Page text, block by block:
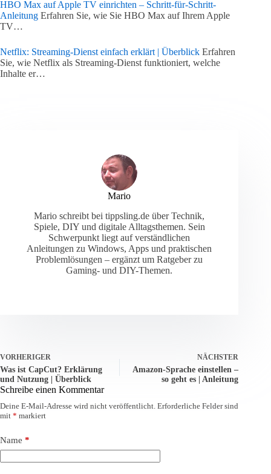
HBO Max auf Apple TV einrichten – Schritt-für-Schritt-
Anleitung Erfahren Sie, wie Sie HBO Max auf Ihrem Apple
TV…
Netflix: Streaming-Dienst einfach erklärt | Überblick Erfahren
Sie, wie Netflix als Streaming-Dienst funktioniert, welche
Inhalte er…
Mario
Mario schreibt bei tippsling.de über Technik,
Spiele, DIY und digitale Alltagsthemen. Sein
Schwerpunkt liegt auf verständlichen
Anleitungen zu Windows, Apps und praktischen
Problemlösungen – ergänzt um Ratgeber zu
Gaming- und DIY-Themen.
VORHERIGER
Was ist CapCut? Erklärung
und Nutzung | Überblick
NÄCHSTER
Amazon-Sprache einstellen –
so geht es | Anleitung
Schreibe einen Kommentar
Deine E-Mail-Adresse wird nicht veröffentlicht. Erforderliche Felder sind
mit * markiert
Name *